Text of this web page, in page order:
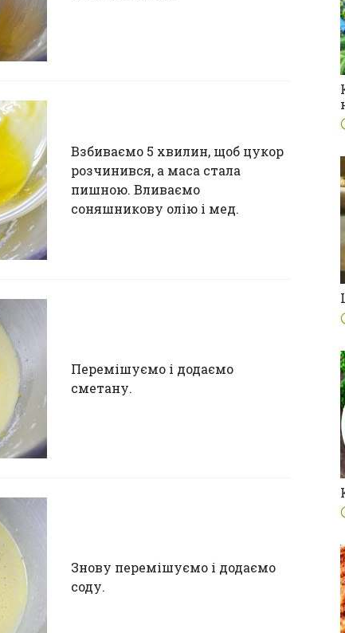
Взбиваємо 5 хвилин, щоб цукор
розчинився, а маса стала
пишною. Вливаємо
соняшникову олію і мед.
Перемішуємо і додаємо
сметану.
Знову перемішуємо і додаємо
соду.